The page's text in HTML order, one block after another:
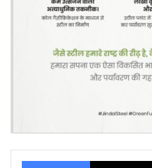
Facebook